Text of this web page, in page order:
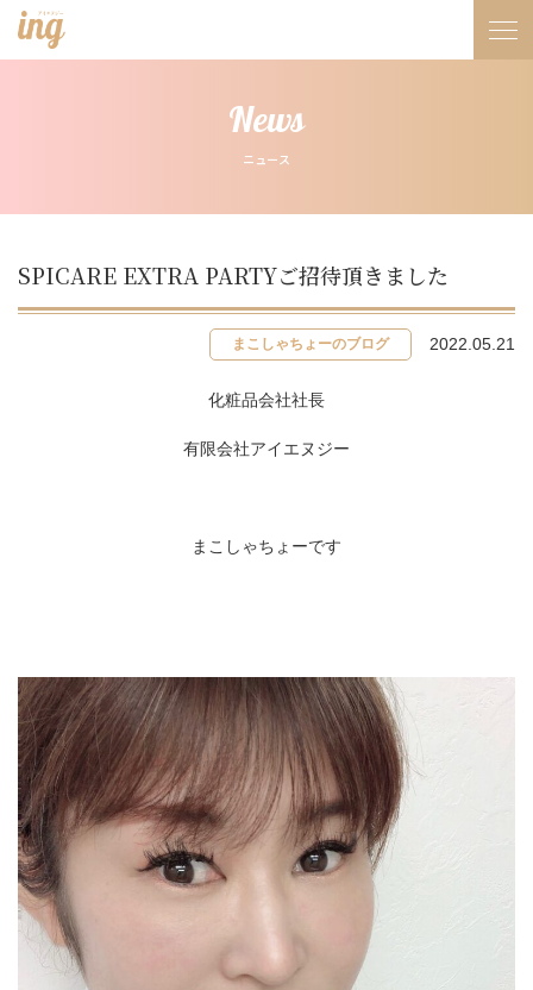
News
ニュース
SPICARE EXTRA PARTYご招待頂きました
まこしゃちょーのブログ 2022.05.21
化粧品会社社長
有限会社アイエヌジー
まこしゃちょーです